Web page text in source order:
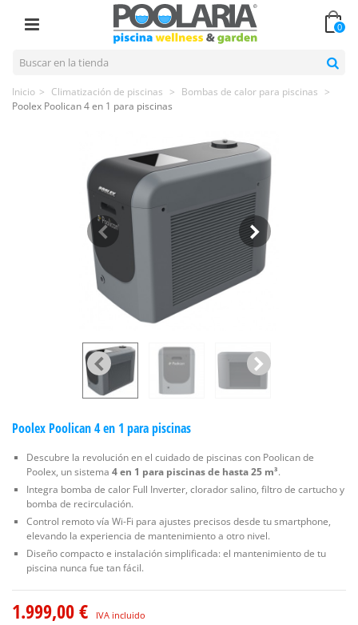
0
Inicio > Climatización de piscinas > Bombas de calor para piscinas >
Poolex Poolican 4 en 1 para piscinas
Poolex Poolican 4 en 1 para piscinas
Descubre la revolución en el cuidado de piscinas con Poolican de
Poolex, un sistema 4 en 1 para piscinas de hasta 25 m³.
Integra bomba de calor Full Inverter, clorador salino, filtro de cartucho y
bomba de recirculación.
Control remoto vía Wi-Fi para ajustes precisos desde tu smartphone,
elevando la experiencia de mantenimiento a otro nivel.
Diseño compacto e instalación simplificada: el mantenimiento de tu
piscina nunca fue tan fácil.
1.999,00 € IVA incluido